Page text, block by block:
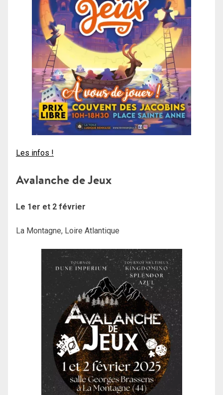
Les infos !
Avalanche de Jeux
Le 1er et 2 février
La Montagne, Loire Atlantique